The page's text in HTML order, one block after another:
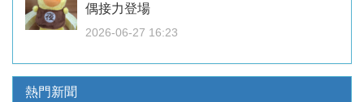
偶接力登場
2026-06-27 16:23
熱門新聞